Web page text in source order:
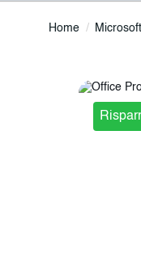
Home Microsoft